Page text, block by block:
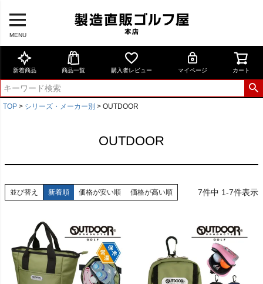
MENU
新着商品 商品一覧 購入者レビュー マイページ カート
TOP シリーズ・メーカー別 OUTDOOR
OUTDOOR
並び替え 新着順 価格が安い順 価格が高い順 7件中 1-7件表示